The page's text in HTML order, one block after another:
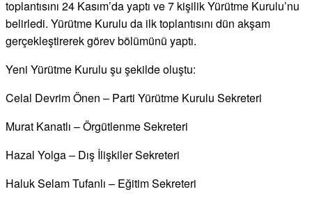
toplantısını 24 Kasım’da yaptı ve 7 kişilik Yürütme Kurulu’nu
belirledi. Yürütme Kurulu da ilk toplantısını dün akşam
gerçekleştirerek görev bölümünü yaptı.
Yeni Yürütme Kurulu şu şekilde oluştu:
Celal Devrim Önen – Parti Yürütme Kurulu Sekreteri
Murat Kanatlı – Örgütlenme Sekreteri
Hazal Yolga – Dış İlişkiler Sekreteri
Haluk Selam Tufanlı – Eğitim Sekreteri